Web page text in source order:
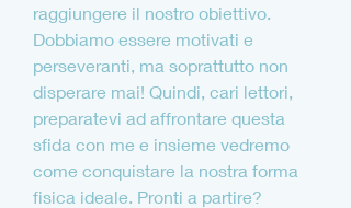
raggiungere il nostro obiettivo.
Dobbiamo essere motivati e
perseveranti, ma soprattutto non
disperare mai! Quindi, cari lettori,
preparatevi ad affrontare questa
sfida con me e insieme vedremo
come conquistare la nostra forma
fisica ideale. Pronti a partire?